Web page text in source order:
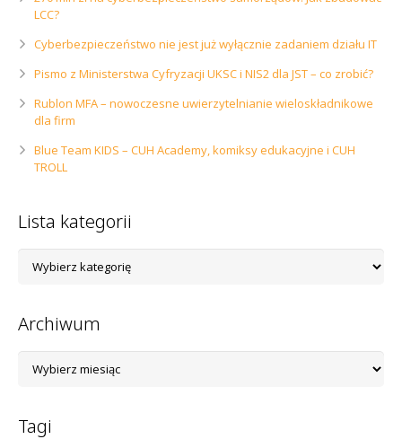
LCC?
Cyberbezpieczeństwo nie jest już wyłącznie zadaniem działu IT
Pismo z Ministerstwa Cyfryzacji UKSC i NIS2 dla JST – co zrobić?
Rublon MFA – nowoczesne uwierzytelnianie wieloskładnikowe
dla firm
Blue Team KIDS – CUH Academy, komiksy edukacyjne i CUH
TROLL
Lista kategorii
kategorii
Archiwum
Tagi